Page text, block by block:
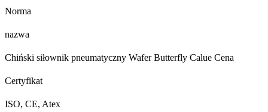
Norma
nazwa
Chiński siłownik pneumatyczny Wafer Butterfly Calue Cena
Certyfikat
ISO, CE, Atex